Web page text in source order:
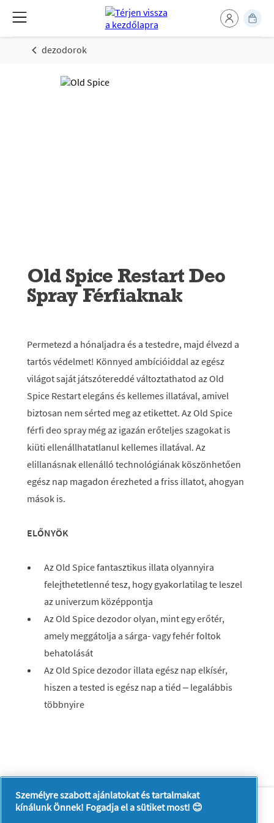
dezodorok
Old Spice Restart Deo
Spray Férfiaknak
Permetezd a hónaljadra és a testedre, majd élvezd a
tartós védelmet! Könnyed ambícióiddal az egész
világot saját játszótereddé változtathatod az Old
Spice Restart elegáns és kellemes illatával, amivel
biztosan nem sérted meg az etikettet. Az Old Spice
férfi deo spray még az igazán erőteljes szagokat is
kiüti ellenállhatatlanul kellemes illatával. Az
elillanásnak ellenálló technológiának köszönhetően
egész nap magadon érezheted a friss illatot, ahogyan
mások is.
ELŐNYÖK
Az Old Spice fantasztikus illata olyannyira
felejthetetlenné tesz, hogy gyakorlatilag te leszel
az univerzum középpontja
Az Old Spice dezodor olyan, mint egy erőtér,
amely meggátolja a sárga- vagy fehér foltok
behatolását
Az Old Spice dezodor illata egész nap elkísér,
hiszen a tested is egész nap a tiéd – legalábbis
többnyire
Rólunk
Kapcsolatfelvétel
A pg.com felkeresése
Személyre szabott ajánlatokat és tartalmakat
kínálunk Önnek! Fogadja el a sütiket most! 😊